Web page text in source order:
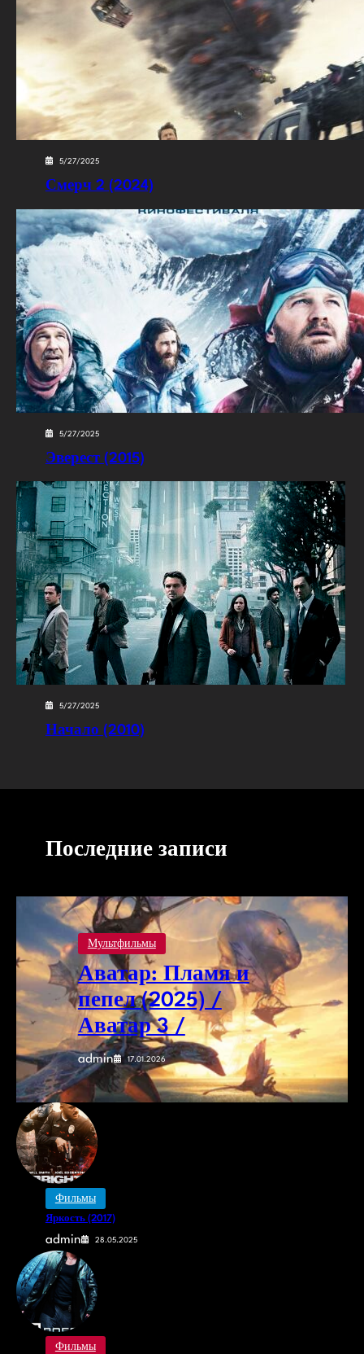
5/27/2025
Смерч 2 (2024)
5/27/2025
Эверест (2015)
5/27/2025
Начало (2010)
Последние записи
Мультфильмы
Аватар: Пламя и
пепел (2025) /
Аватар 3 /
admin 17.01.2026
Фильмы
Яркость (2017)
admin 28.05.2025
Фильмы